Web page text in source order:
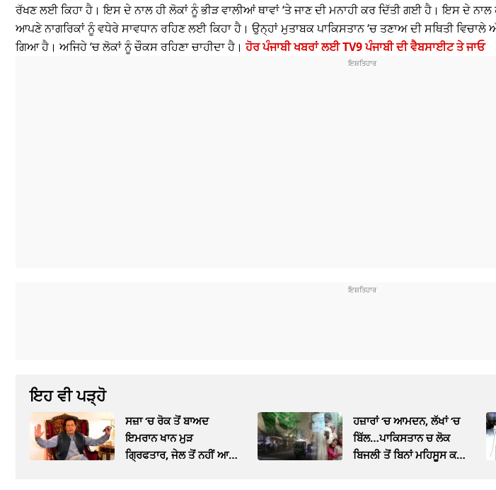
ਰੱਖਣ ਲਈ ਕਿਹਾ ਹੈ। ਇਸ ਦੇ ਨਾਲ ਹੀ ਲੋਕਾਂ ਨੂੰ ਭੀੜ ਵਾਲੀਆਂ ਥਾਵਾਂ ‘ਤੇ ਜਾਣ ਦੀ ਮਨਾਹੀ ਕਰ ਦਿੱਤੀ ਗਈ ਹੈ। ਇਸ ਦੇ ਨਾਲ
ਆਪਣੇ ਨਾਗਰਿਕਾਂ ਨੂੰ ਵਧੇਰੇ ਸਾਵਧਾਨ ਰਹਿਣ ਲਈ ਕਿਹਾ ਹੈ। ਉਨ੍ਹਾਂ ਮੁਤਾਬਕ ਪਾਕਿਸਤਾਨ ‘ਚ ਤਣਾਅ ਦੀ ਸਥਿਤੀ
ਗਿਆ ਹੈ। ਅਜਿਹੇ ‘ਚ ਲੋਕਾਂ ਨੂੰ ਚੌਕਸ ਰਹਿਣਾ ਚਾਹੀਦਾ ਹੈ।ਹੋਰ ਪੰਜਾਬੀ ਖਬਰਾਂ ਲਈ TV9 ਪੰਜਾਬੀ ਦੀ ਵੈਬਸਾਈਟ ਤੇ ਜਾਓ
ਇਹ ਵੀ ਪੜ੍ਹੋ
ਸਜ਼ਾ ‘ਚ ਰੋਕ ਤੋਂ ਬਾਅਦ
ਇਮਰਾਨ ਖਾਨ ਮੁੜ
ਗ੍ਰਿਫਤਾਰ, ਜੇਲ ਤੋਂ ਨਹੀਂ ਆ
ਹਜ਼ਾਰਾਂ ‘ਚ ਆਮਦਨ, ਲੱਖਾਂ ‘ਚ
ਬਿੱਲ…ਪਾਕਿਸਤਾਨ ਚ ਲੋਕ
ਬਿਜਲੀ ਤੋਂ ਬਿਨਾਂ ਮਹਿਸੂਸ ਕਰ